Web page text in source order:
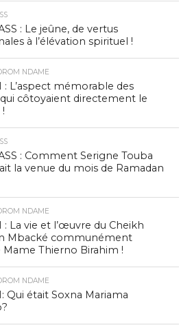
: Le jeûne, de vertus
à l’élévation spirituel !
NDAME
: L’aspect mémorable des
côtoyaient directement le
: Comment Serigne Touba
la venue du mois de Ramadan
NDAME
: La vie et l’œuvre du Cheikh
Mbacké communément
Thierno Birahim !
NDAME
Qui était Soxna Mariama